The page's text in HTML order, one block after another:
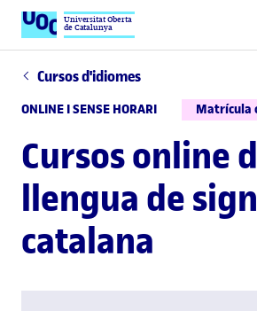
Universitat Oberta
de Catalunya
Cursos d'idiomes
ONLINE I SENSE HORARI Matrícula
Cursos online
llengua de
catalana